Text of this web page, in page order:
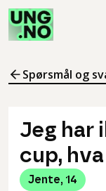
Spørsmål og
Jeg har
cup,
Jente, 14